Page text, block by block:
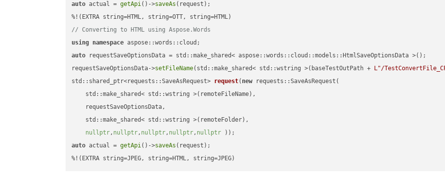
auto actual = getApi()->saveAs (request);
// Converting to HTML using Aspose.Words
using namespace
auto requestSaveOptionsData = std::make_shared< aspose::words::cloud::models::HtmlSaveOptionsData >();
requestSaveOptionsData->setFileName(std::make_shared< std::wstring >(baseTestOutPath + L"/
std::shared_ptr<requests::SaveAsRequest> request( new requests::SaveAsRequest(
    std::make_shared< std::wstring >(remoteFileName),
    requestSaveOptionsData,
    std::make_shared< std::wstring >(remoteFolder),
nullptr, nullptr, nullptr, nullptr, nullptr ))
auto actual = getApi()->saveAs (request);
%!(EXTRA string=JPEG, string=HTML, string=JPEG)